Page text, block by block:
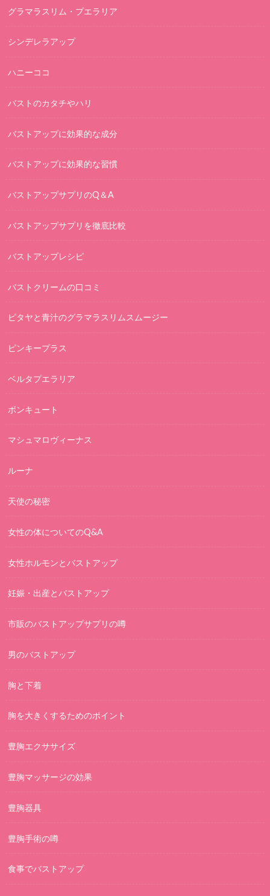
グラマラスリム・プエラリア
シンデレラアップ
ハニーココ
バストのカタチやハリ
バストアップに効果的な成分
バストアップに効果的な習慣
バストアップサプリのQ＆A
バストアップサプリを徹底比較
バストアップレシピ
バストクリームの口コミ
ピタヤと青汁のグラマラスリムスムージー
ピンキープラス
ベルタプエラリア
ボンキュート
マシュマロヴィーナス
ルーナ
天使の秘密
女性の体についてのQ&A
女性ホルモンとバストアップ
妊娠・出産とバストアップ
市販のバストアップサプリの噂
男のバストアップ
胸と下着
胸を大きくするためのポイント
豊胸エクササイズ
豊胸マッサージの効果
豊胸器具
豊胸手術の噂
食事でバストアップ